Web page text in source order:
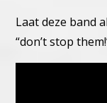
Laat deze band
“don’t stop